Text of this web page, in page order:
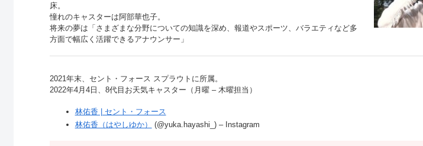
床。
憧れのキャスターは阿部華也子。
将来の夢は「さまざまな分野についての知識を深め、報道やスポーツ、バラエティなど多
方面で幅広く活躍できるアナウンサー」
2021年末、セント・フォース スプラウトに所属。
2022年4月4日、8代目お天気キャスター（月曜 – 木曜担当）
林佑香 | セント・フォース
林佑香（はやしゆか）
(@yuka.hayashi_) – Instagram